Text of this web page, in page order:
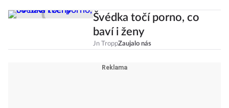
Švédka točí porno, co
baví i ženy
Jn TroppZaujalo nás